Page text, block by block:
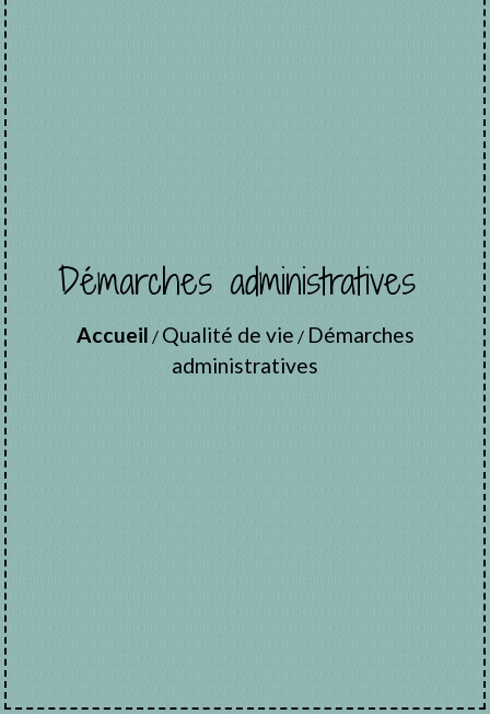
Démarches administratives
Accueil / Qualité de vie / Démarches
administratives